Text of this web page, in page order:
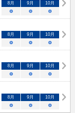
8月 9月 10月
○ ○ ○
8月 9月 10月
○ ○ ○
8月 9月 10月
○ ○ ○
8月 9月 10月
○ ○ ○